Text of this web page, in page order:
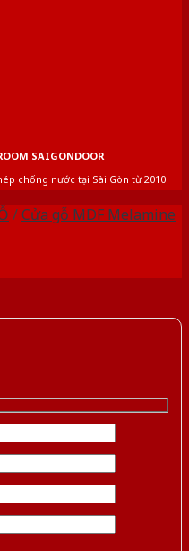
SAIGONDOOR
chống nước tại Sài Gòn từ 2010
/Cửa gỗ MDF Melamine